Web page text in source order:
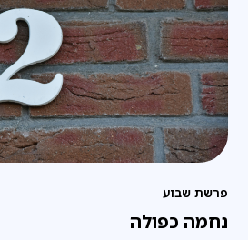
פרשת שבוע
נחמה כפולה